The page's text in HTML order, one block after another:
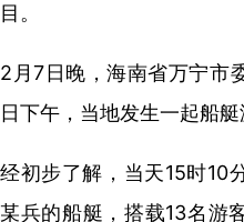
目。
2月7日晚，海南省万宁市
日下午，当地发生一起船
经初步了解，当天15时10
某兵的船艇，搭载13名游